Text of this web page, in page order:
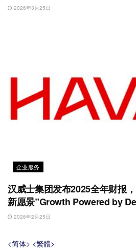
2026年3月25日
企业服务
汉威士集团发布2025全年财报
新愿景”Growth Powered by
2026年2月25日
<简体> <繁體>